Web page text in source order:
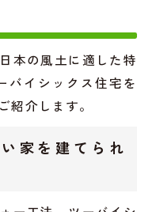
本の風土に適した特
バイシックス住宅を
紹介します。
家を建てられ